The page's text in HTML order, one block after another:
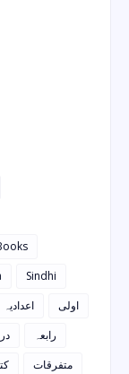
Sindhi
اعدادیہ
اولی
رابعہ
متفرقات